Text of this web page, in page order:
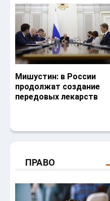
Мишустин: в России
продолжат создание
передовых лекарств
ПРАВО